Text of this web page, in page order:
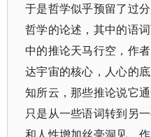
于是哲学似乎预留了过
哲学的论述，其中的语
中的推论天马行空，作
达宇宙的核心，人心的
知所云，那些推论说它
只是从一些语词转到另